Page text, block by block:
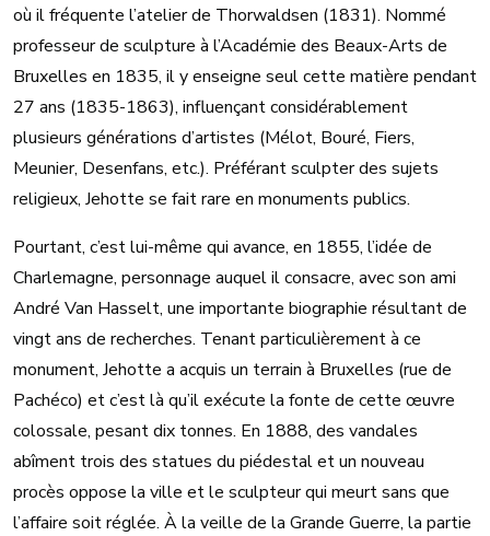
où il fréquente l’atelier de Thorwaldsen (1831). Nommé
professeur de sculpture à l’Académie des Beaux-Arts de
Bruxelles en 1835, il y enseigne seul cette matière pendant
27 ans (1835-1863), influençant considérablement
plusieurs générations d’artistes (Mélot, Bouré, Fiers,
Meunier, Desenfans, etc.). Préférant sculpter des sujets
religieux, Jehotte se fait rare en monuments publics.
Pourtant, c’est lui-même qui avance, en 1855, l’idée de
Charlemagne, personnage auquel il consacre, avec son ami
André Van Hasselt, une importante biographie résultant de
vingt ans de recherches. Tenant particulièrement à ce
monument, Jehotte a acquis un terrain à Bruxelles (rue de
Pachéco) et c’est là qu’il exécute la fonte de cette œuvre
colossale, pesant dix tonnes. En 1888, des vandales
abîment trois des statues du piédestal et un nouveau
procès oppose la ville et le sculpteur qui meurt sans que
l’affaire soit réglée. À la veille de la Grande Guerre, la partie